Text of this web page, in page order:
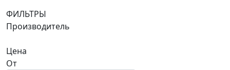
ФИЛЬТРЫ
Производитель
Цена
От